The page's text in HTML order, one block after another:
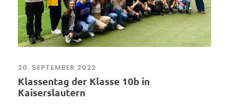
20. SEPTEMBER 2022
Klassentag der Klasse 10b in
Kaiserslautern